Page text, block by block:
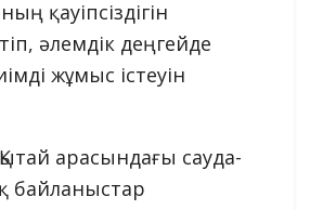
қауіпсіздігін
әлемдік деңгейде
жұмыс істеуін
арасындағы сауда-
байланыстар